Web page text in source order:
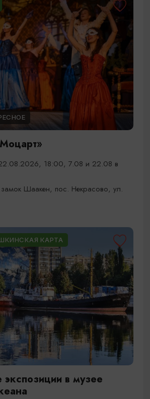
18:00, 7.08 и 22.08 в
Шаакен, пос. Некрасово, ул.
КАРТА
в музее